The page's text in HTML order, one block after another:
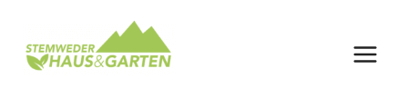
springen